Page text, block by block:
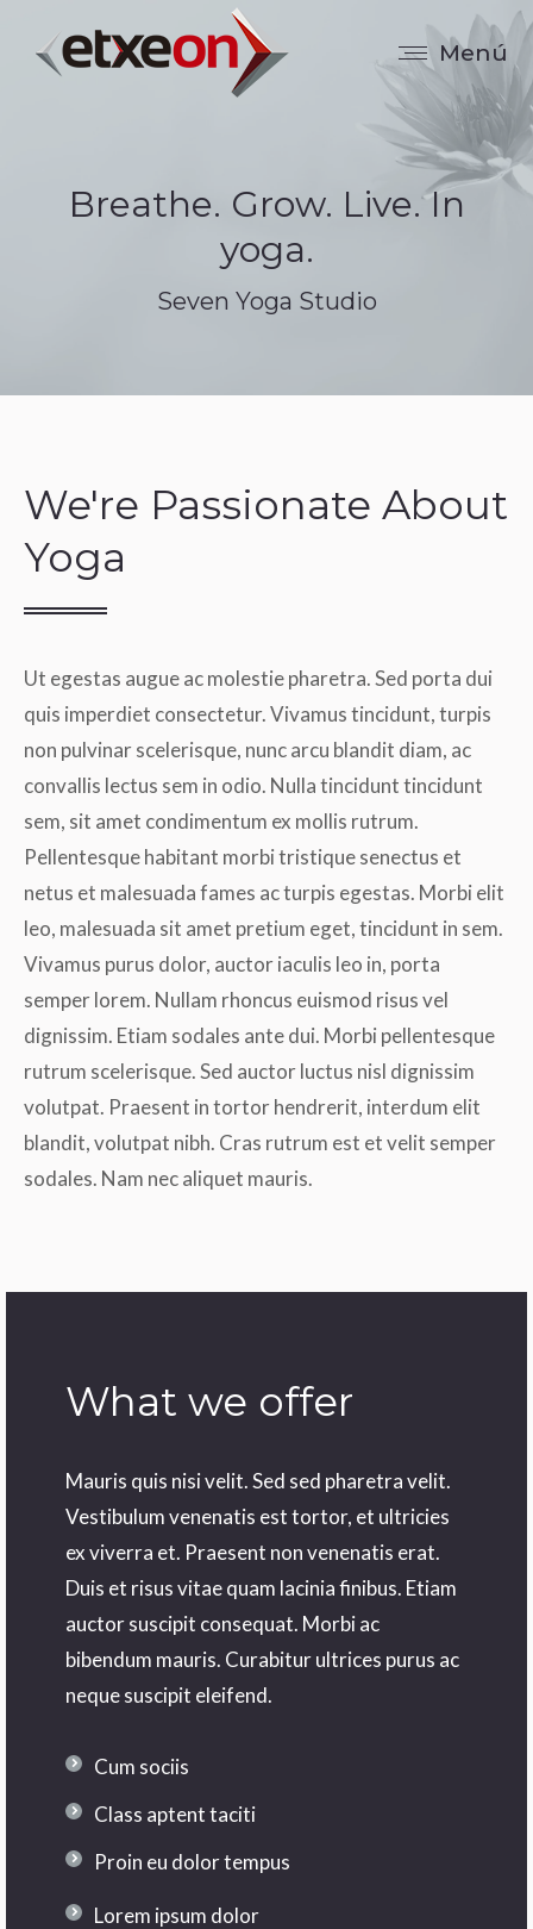
Menú
Breathe. Grow. Live. In
yoga.
Seven Yoga Studio
We're Passionate About
Yoga
Ut egestas augue ac molestie pharetra. Sed porta dui
quis imperdiet consectetur. Vivamus tincidunt, turpis
non pulvinar scelerisque, nunc arcu blandit diam, ac
convallis lectus sem in odio. Nulla tincidunt tincidunt
sem, sit amet condimentum ex mollis rutrum.
Pellentesque habitant morbi tristique senectus et
netus et malesuada fames ac turpis egestas. Morbi elit
leo, malesuada sit amet pretium eget, tincidunt in sem.
Vivamus purus dolor, auctor iaculis leo in, porta
semper lorem. Nullam rhoncus euismod risus vel
dignissim. Etiam sodales ante dui. Morbi pellentesque
rutrum scelerisque. Sed auctor luctus nisl dignissim
volutpat. Praesent in tortor hendrerit, interdum elit
blandit, volutpat nibh. Cras rutrum est et velit semper
sodales. Nam nec aliquet mauris.
What we offer
Mauris quis nisi velit. Sed sed pharetra velit.
Vestibulum venenatis est tortor, et ultricies
ex viverra et. Praesent non venenatis erat.
Duis et risus vitae quam lacinia finibus. Etiam
auctor suscipit consequat. Morbi ac
bibendum mauris. Curabitur ultrices purus ac
neque suscipit eleifend.
Cum sociis
Class aptent taciti
Proin eu dolor tempus
Lorem ipsum dolor